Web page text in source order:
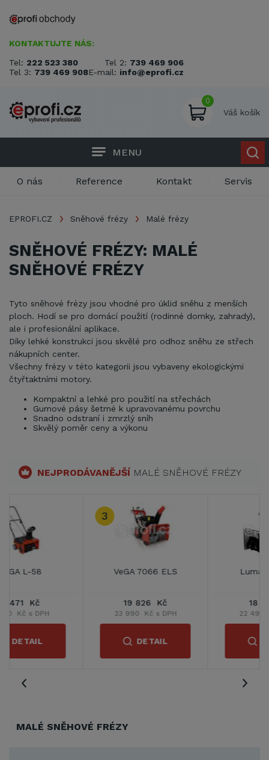
KONTAKTUJTE NÁS:
Tel: 222 523 380 Tel 2: 739 469 906
Tel 3: 739 469 908E-mail: info@eprofi.cz
0
Váš košík
MENU
O nás Reference Kontakt Servis
EPROFI.CZ Sněhové frézy Malé frézy
SNĚHOVÉ FRÉZY: MALÉ
SNĚHOVÉ FRÉZY
Tyto sněhové frézy jsou vhodné pro úklid sněhu z menších
ploch. Hodí se pro domácí použití (rodinné domky, zahrady),
ale i profesionální aplikace.
Díky lehké konstrukci jsou skvělé pro odhoz sněhu ze střech
nákupních center.
Všechny frézy v této kategorii jsou vybaveny ekologickými
čtyřtaktními motory.
Kompaktní a lehké pro použití na střechách
Gumové pásy šetrné k upravovanému povrchu
Snadno odstraní i zmrzlý sníh
Skvělý poměr ceny a výkonu
NEJPRODÁVANĚJŠÍ MALÉ SNĚHOVÉ FRÉZY
VeGA 7066 ELS
23 990 Kč s DPH
Lumag SFR-65
22 490 Kč s DPH
MALÉ SNĚHOVÉ FRÉZY